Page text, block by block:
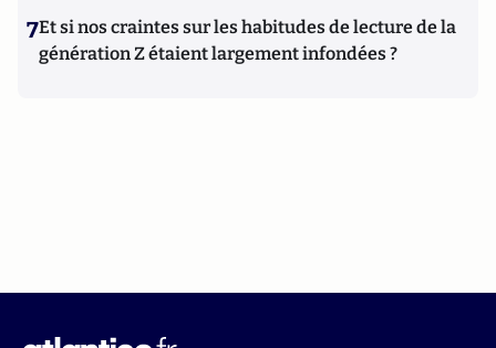
7Et si nos craintes sur les habitudes de lecture de la
génération Z étaient largement infondées ?